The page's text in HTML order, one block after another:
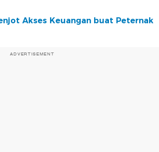
Akses Keuangan buat Peternak
ADVERTISEMENT